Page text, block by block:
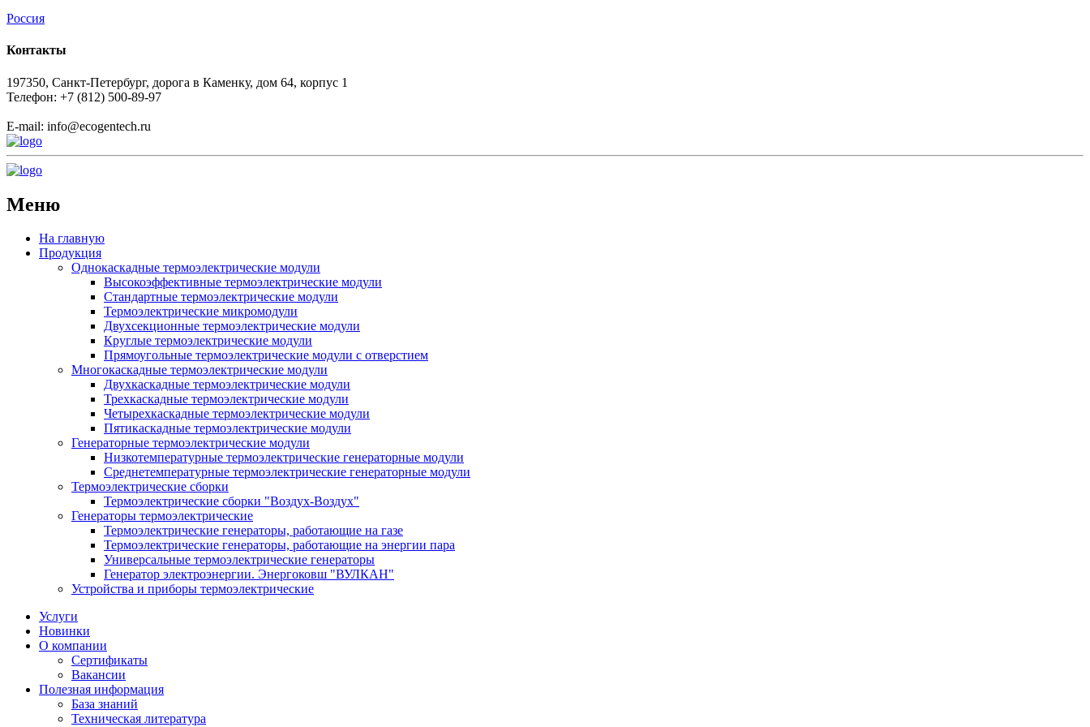
Россия
Контакты
197350, Санкт-Петербург, дорога в Каменку, дом 64, корпус 1
Телефон: +7 (812) 500-89-97
E-mail: info@ecogеntech.ru
Меню
На главную
Продукция
Однокаскадные термоэлектрические модули
Высокоэффективные термоэлектрические модули
Стандартные термоэлектрические модули
Термоэлектрические микромодули
Двухсекционные термоэлектрические модули
Круглые термоэлектрические модули
Прямоугольные термоэлектрические модули с отверстием
Многокаскадные термоэлектрические модули
Двухкаскадные термоэлектрические модули
Трехкаскадные термоэлектрические модули
Четырехкаскадные термоэлектрические модули
Пятикаскадные термоэлектрические модули
Генераторные термоэлектрические модули
Низкотемпературные термоэлектрические генераторные модули
Среднетемпературные термоэлектрические генераторные модули
Термоэлектрические сборки
Термоэлектрические сборки "Воздух-Воздух"
Генераторы термоэлектрические
Термоэлектрические генераторы, работающие на газе
Термоэлектрические генераторы, работающие на энергии пара
Универсальные термоэлектрические генераторы
Генератор электроэнергии. Энергоковш "ВУЛКАН"
Устройства и приборы термоэлектрические
Услуги
Новинки
О компании
Сертификаты
Вакансии
Полезная информация
База знаний
Техническая литература